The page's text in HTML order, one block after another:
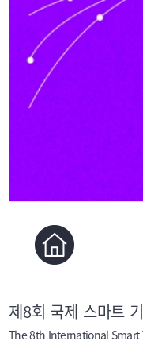
제8회 국제 스마트
The 8th International Smart